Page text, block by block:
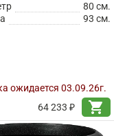
80 см.
93 см.
ожидается 03.09.26г.
64 233 ₽
shopping_cart